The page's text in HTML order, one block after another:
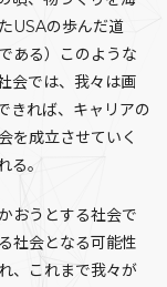
USAの歩んだ道
ある）このような
会では、我々は画
きれば、キャリアの
を成立させていく
。
おうとする社会で
社会となる可能性
、これまで我々が